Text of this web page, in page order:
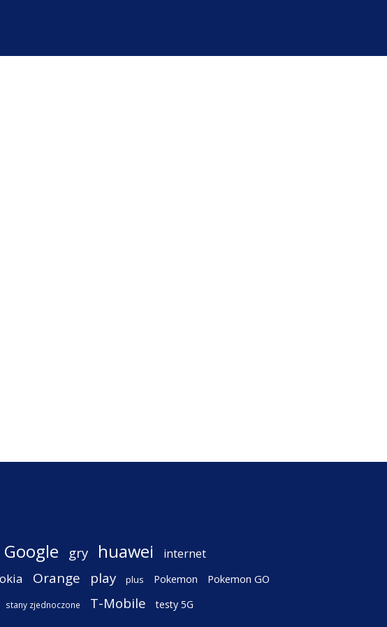
Google gry huawei internet
Orange play plus Pokemon Pokemon GO
stany zjednoczone T-Mobile testy 5G